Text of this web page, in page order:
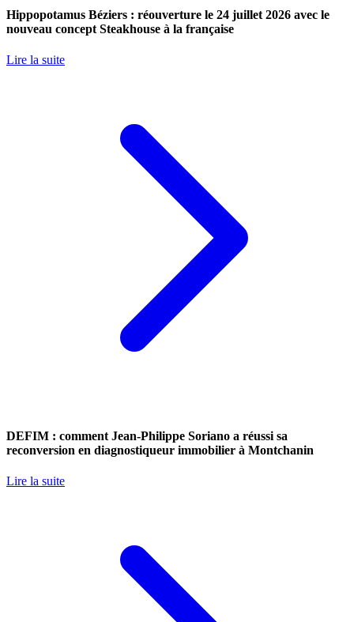
Hippopotamus Béziers : réouverture le 24 juillet 2026 avec le
nouveau concept Steakhouse à la française
Lire la suite
DEFIM : comment Jean-Philippe Soriano a réussi sa
reconversion en diagnostiqueur immobilier à Montchanin
Lire la suite